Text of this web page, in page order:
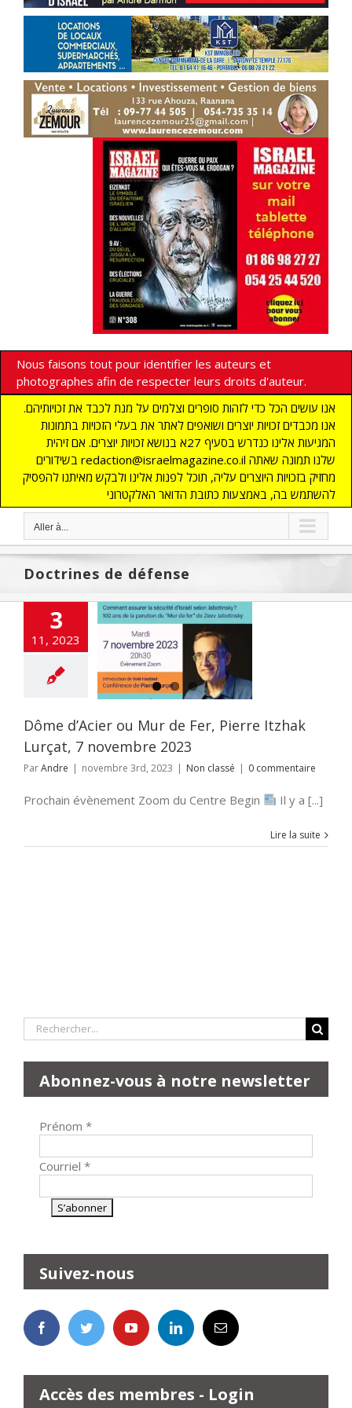
Nous faisons tout pour identifier les auteurs et
photographes afin de respecter leurs droits d'auteur.
אנו עושים הכל כדי לזהות סופרים וצלמים על מנת לכבד את זכויותיהם.
אנו מכבדים זכויות יוצרים ושואפים לאתר את בעלי הזכויות בתמונות
המגיעות אלינו כנדרש בסעיף 27א בנושא זכויות יוצרים. אם זיהית
בשידורים redaction@israelmagazine.co.il שלנו תמונה שאתה
מחזיק בזכויות היוצרים עליה, תוכל לפנות אלינו ולבקש מאיתנו להפסיק
להשתמש בה, באמצעות כתובת הדואר האלקטרוני
Aller à...
Doctrines de défense
3
11, 2023
ou Mur
Pierre Itzhak
7 novembre
Dôme d’Acier ou Mur de Fer, Pierre Itzhak
Lurçat, 7 novembre 2023
ParAndre | novembre 3rd, 2023 | Non classé | 0 commentaire
Prochain évènement Zoom du Centre Begin Il y a [...]
Lire la suite
Rechercher:
Abonnez-vous à notre newsletter
Prénom *
Courriel *
Suivez-nous
Accès des membres - Login